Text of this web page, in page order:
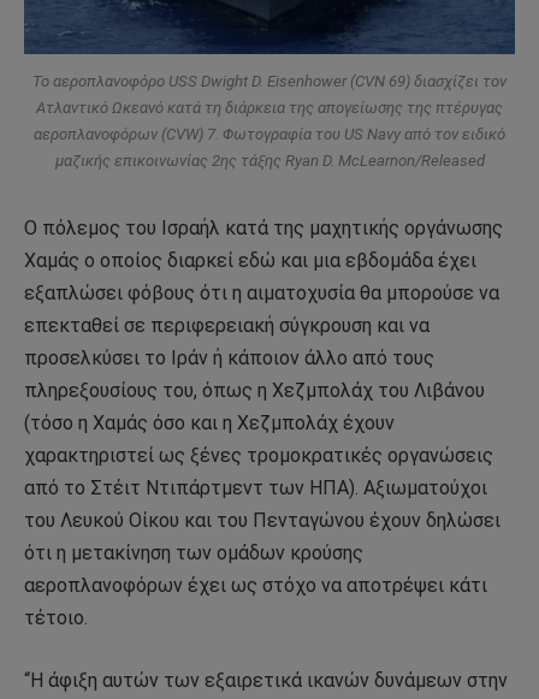
Το αεροπλανοφόρο USS Dwight D. Eisenhower (CVN 69) διασχίζει τον
Ατλαντικό Ωκεανό κατά τη διάρκεια της απογείωσης της πτέρυγας
αεροπλανοφόρων (CVW) 7. Φωτογραφία του US Navy από τον ειδικό
μαζικής επικοινωνίας 2ης τάξης Ryan D. McLearnon/Released
Ο πόλεμος του Ισραήλ κατά της μαχητικής οργάνωσης
Χαμάς ο οποίος διαρκεί εδώ και μια εβδομάδα έχει
εξαπλώσει φόβους ότι η αιματοχυσία θα μπορούσε να
επεκταθεί σε περιφερειακή σύγκρουση και να
προσελκύσει το Ιράν ή κάποιον άλλο από τους
πληρεξουσίους του, όπως η Χεζμπολάχ του Λιβάνου
(τόσο η Χαμάς όσο και η Χεζμπολάχ έχουν
χαρακτηριστεί ως ξένες τρομοκρατικές οργανώσεις
από το Στέιτ Ντιπάρτμεντ των ΗΠΑ). Αξιωματούχοι
του Λευκού Οίκου και του Πενταγώνου έχουν δηλώσει
ότι η μετακίνηση των ομάδων κρούσης
αεροπλανοφόρων έχει ως στόχο να αποτρέψει κάτι
τέτοιο.
“Η άφιξη αυτών των εξαιρετικά ικανών δυνάμεων στην